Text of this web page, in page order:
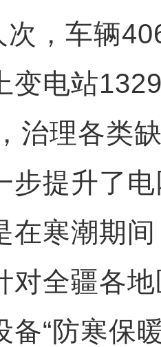
次，车辆
变电站
治理各类
步提升了
在寒潮期
对全疆各
备“防寒保